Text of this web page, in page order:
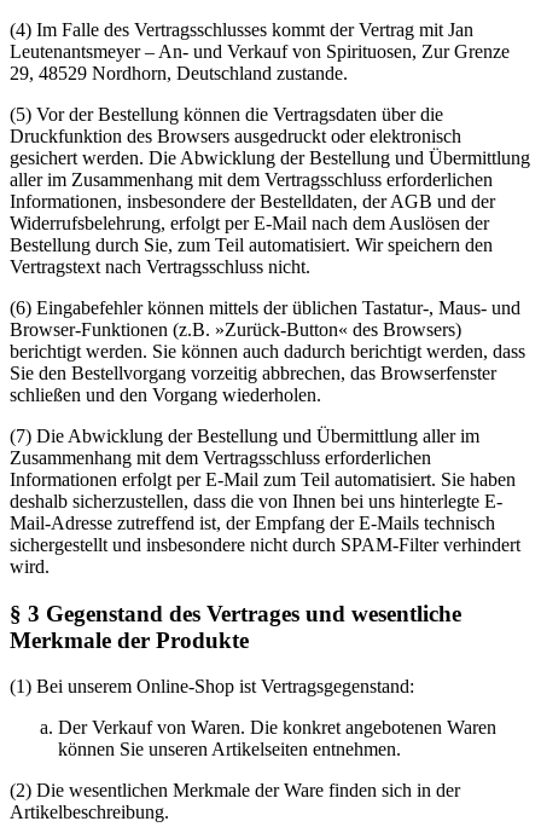
(4) Im Falle des Vertragsschlusses kommt der Vertrag mit Jan
Leutenantsmeyer – An- und Verkauf von Spirituosen, Zur Grenze
29, 48529 Nordhorn, Deutschland zustande.
(5) Vor der Bestellung können die Vertragsdaten über die
Druckfunktion des Browsers ausgedruckt oder elektronisch
gesichert werden. Die Abwicklung der Bestellung und Übermittlung
aller im Zusammenhang mit dem Vertragsschluss erforderlichen
Informationen, insbesondere der Bestelldaten, der AGB und der
Widerrufsbelehrung, erfolgt per E-Mail nach dem Auslösen der
Bestellung durch Sie, zum Teil automatisiert. Wir speichern den
Vertragstext nach Vertragsschluss nicht.
(6) Eingabefehler können mittels der üblichen Tastatur-, Maus- und
Browser-Funktionen (z.B. »Zurück-Button« des Browsers)
berichtigt werden. Sie können auch dadurch berichtigt werden, dass
Sie den Bestellvorgang vorzeitig abbrechen, das Browserfenster
schließen und den Vorgang wiederholen.
(7) Die Abwicklung der Bestellung und Übermittlung aller im
Zusammenhang mit dem Vertragsschluss erforderlichen
Informationen erfolgt per E-Mail zum Teil automatisiert. Sie haben
deshalb sicherzustellen, dass die von Ihnen bei uns hinterlegte E-
Mail-Adresse zutreffend ist, der Empfang der E-Mails technisch
sichergestellt und insbesondere nicht durch SPAM-Filter verhindert
wird.
§ 3 Gegenstand des Vertrages und wesentliche
Merkmale der Produkte
(1) Bei unserem Online-Shop ist Vertragsgegenstand:
Der Verkauf von Waren. Die konkret angebotenen Waren
können Sie unseren Artikelseiten entnehmen.
(2) Die wesentlichen Merkmale der Ware finden sich in der
Artikelbeschreibung.